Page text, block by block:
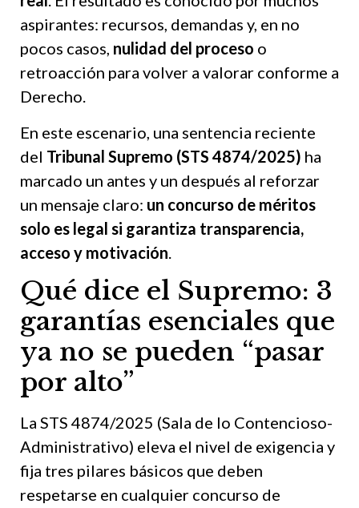
aspirantes: recursos, demandas y, en no
pocos casos, nulidad del proceso o
retroacción para volver a valorar conforme a
Derecho.
En este escenario, una sentencia reciente
del Tribunal Supremo (STS 4874/2025) ha
marcado un antes y un después al reforzar
un mensaje claro: un concurso de méritos
solo es legal si garantiza transparencia,
acceso y motivación
Qué dice el Supremo: 3
garantías esenciales que
ya no se pueden “pasar
por alto”
La STS 4874/2025 (Sala de lo Contencioso-
Administrativo) eleva el nivel de exigencia y
fija tres pilares básicos que deben
respetarse en cualquier concurso de